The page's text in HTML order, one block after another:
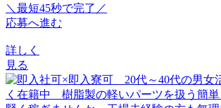
＼最短45秒で完了／
応募へ進む
詳しく
見る